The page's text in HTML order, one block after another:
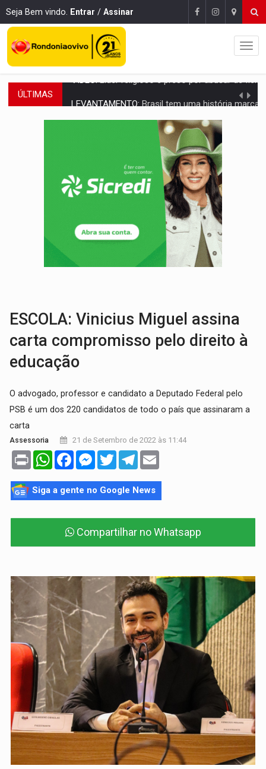
Seja Bem vindo. Entrar / Assinar
ÚLTIMAS Brasil tem uma história marcada por guerras, revoltas e
LAMENTÁVEL:Mulher é encontrada morta dentro de residência
'XANDY DO MOTOCROSS':Pai morre em acidente na BR-364 duas semanas após
PESO DO VOTO:Cinco maiores colégios eleitorais concentram 53,7% dos
COLUNA SEMANAL:Largada foi dada e candidatos ao Governo de RO partem
Entrega de 286 máquinas em Rondônia coincide com
ARTIGO:Reter até 50% no distrato imobiliário é legal, mas não pode
DO HOSPITAL AO CAMPO: Veja as mais de 200 ações de Marcos
ESCOLA: Vinicius Miguel assina
carta compromisso pelo direito à
educação
O advogado, professor e candidato a Deputado Federal pelo
PSB é um dos 220 candidatos de todo o país que assinaram a
carta
Assessoria 21 de Setembro de 2022 às 11:44
Print WhatsAppFacebookMessenger
TwitterTelegram
Siga a gente no Google News
Compartilhar no Whatsapp